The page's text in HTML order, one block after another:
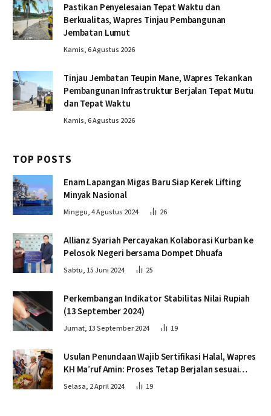
Pastikan Penyelesaian Tepat Waktu dan
Berkualitas, Wapres Tinjau Pembangunan
Jembatan Lumut
Kamis, 6 Agustus 2026
Tinjau Jembatan Teupin Mane, Wapres Tekankan
Pembangunan Infrastruktur Berjalan Tepat Mutu
dan Tepat Waktu
Kamis, 6 Agustus 2026
TOP POSTS
Enam Lapangan Migas Baru Siap Kerek Lifting
Minyak Nasional
Minggu, 4 Agustus 2024 26
Allianz Syariah Percayakan Kolaborasi Kurban ke
Pelosok Negeri bersama Dompet Dhuafa
Sabtu, 15 Juni 2024 25
Perkembangan Indikator Stabilitas Nilai Rupiah
(13 September 2024)
Jumat, 13 September 2024 19
Usulan Penundaan Wajib Sertifikasi Halal, Wapres
KH Ma’ruf Amin: Proses Tetap Berjalan sesuai
Penahapan
Selasa, 2 April 2024 19